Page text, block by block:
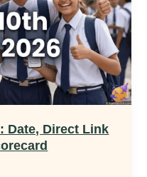
Date, Direct Link